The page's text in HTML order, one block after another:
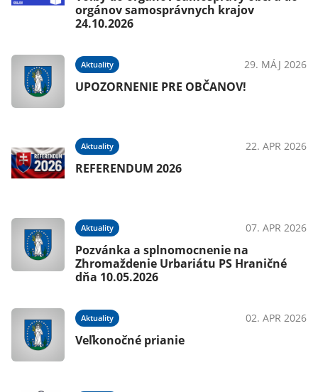
orgánov samosprávnych krajov
24.10.2026
Aktuality 29. MÁJ 2026
UPOZORNENIE PRE OBČANOV!
Aktuality 22. APR 2026
REFERENDUM 2026
Aktuality 07. APR 2026
Pozvánka a splnomocnenie na
Zhromaždenie Urbariátu PS Hraničné
dňa 10.05.2026
Aktuality 02. APR 2026
Veľkonočné prianie